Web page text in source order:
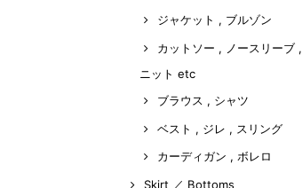
ジャケット , ブルゾン
カットソー , ノースリーブ ,
ニット etc
ブラウス , シャツ
ベスト , ジレ , スリング
カーディガン , ボレロ
Skirt ／ Bottoms